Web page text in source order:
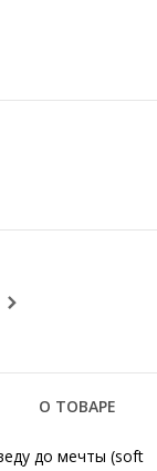
О ТОВАРЕ
до мечты (soft